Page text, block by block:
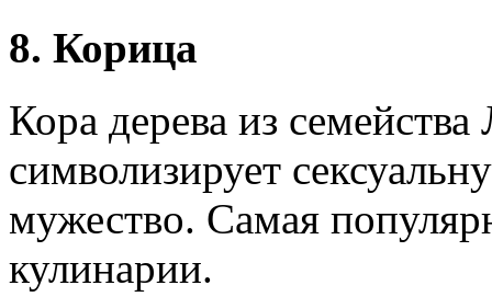
8. Корица
Кора дерева из
символизирует
мужество. Самая
кулинарии.